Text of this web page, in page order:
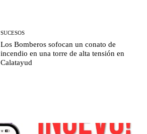
SUCESOS
Los Bomberos sofocan un conato de
incendio en una torre de alta tensión en
Calatayud